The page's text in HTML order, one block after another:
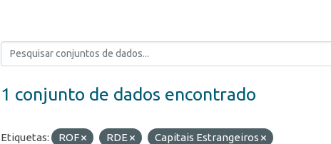
1 conjunto de dados encontrado
Etiquetas: ROF RDE
Capitais Estrangeiros